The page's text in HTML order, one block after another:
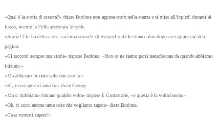
«Qual è la storia di stasera?» chiese Burlona non appena entrò nella stanza e si mise all’inpiedi davanti al
fuoco, mentre la Folla accostava le sedie.
«Storia? Chi ha detto che ci sarà una storia?» chiese quello dallo strano libro dopo aver girato un’altra
pagina.
«Ci racconti sempre una storia» rispose Burlona. «Non ce ne siamo persi nenache una da quando abbiamo
iniziato.»
«Ma abbiamo iniziato solo due sere fa.»
«Sì, e con questa fanno tre» disse George.
«Ma ci dobbiamo fermare qualche volta» rispose il Cantastorie, «e questa è la volta buona.»
«Oh, ci sono ancora tante cose che vogliamo sapere» disse Burlona.
«Cosa vorresti sapere?»